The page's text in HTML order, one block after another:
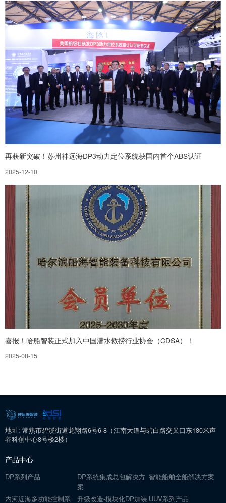
再获新突破！苏州神远海DP3动力定位系统获国内首个ABS认证
2025-12-10
喜报！哈船智装正式加入中国潜水救捞行业协会（CDSA）！
2025-08-15
地址: 常熟市碧溪街道龙翔路6号6-8（江南大道与碧白路交叉口东180米声
谷科创中心8号楼2楼）
产品中心
DP系列产品
DP系统集成总包解决方
案
智能船舶全船解决方案
内河近海多功能控制系 升级改造-模块化DP加装 UUV系列产品